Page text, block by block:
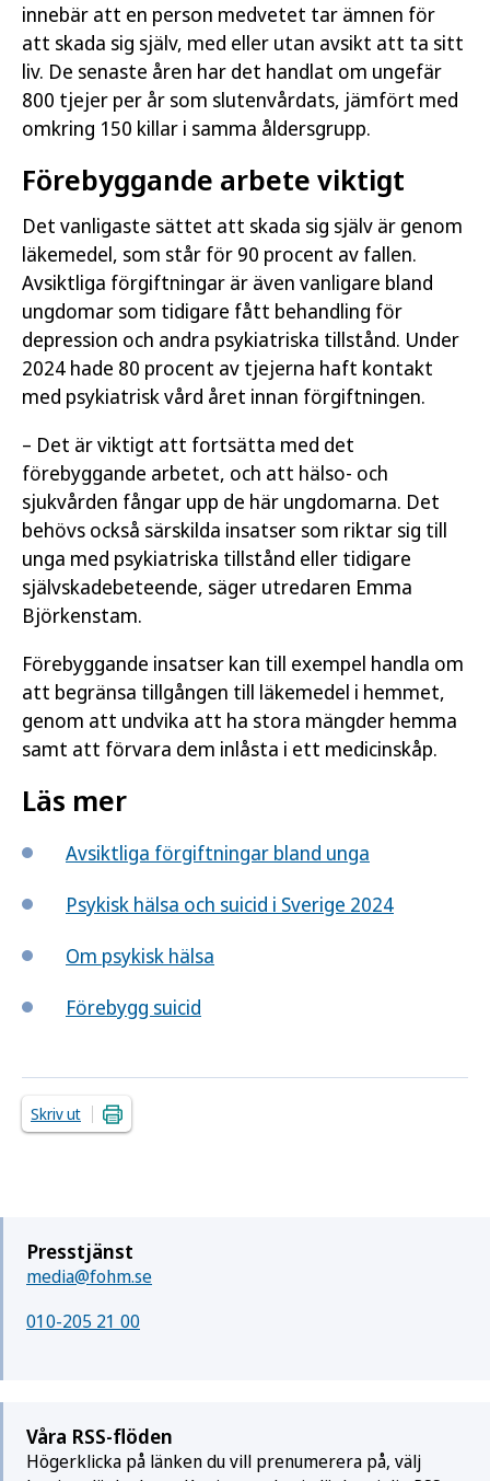
innebär att en person medvetet tar ämnen för
att skada sig själv, med eller utan avsikt att ta sitt
liv. De senaste åren har det handlat om ungefär
800 tjejer per år som slutenvårdats, jämfört med
omkring 150 killar i samma åldersgrupp.
Förebyggande arbete viktigt
Det vanligaste sättet att skada sig själv är genom
läkemedel, som står för 90 procent av fallen.
Avsiktliga förgiftningar är även vanligare bland
ungdomar som tidigare fått behandling för
depression och andra psykiatriska tillstånd. Under
2024 hade 80 procent av tjejerna haft kontakt
med psykiatrisk vård året innan förgiftningen.
– Det är viktigt att fortsätta med det
förebyggande arbetet, och att hälso- och
sjukvården fångar upp de här ungdomarna. Det
behövs också särskilda insatser som riktar sig till
unga med psykiatriska tillstånd eller tidigare
självskadebeteende, säger utredaren Emma
Björkenstam.
Förebyggande insatser kan till exempel handla om
att begränsa tillgången till läkemedel i hemmet,
genom att undvika att ha stora mängder hemma
samt att förvara dem inlåsta i ett medicinskåp.
Läs mer
Avsiktliga förgiftningar bland unga
Psykisk hälsa och suicid i Sverige 2024
Om psykisk hälsa
Förebygg suicid
Skriv ut
Presstjänst
media@fohm.se
010-205 21 00
Våra RSS-flöden
Högerklicka på länken du vill prenumerera på, välj